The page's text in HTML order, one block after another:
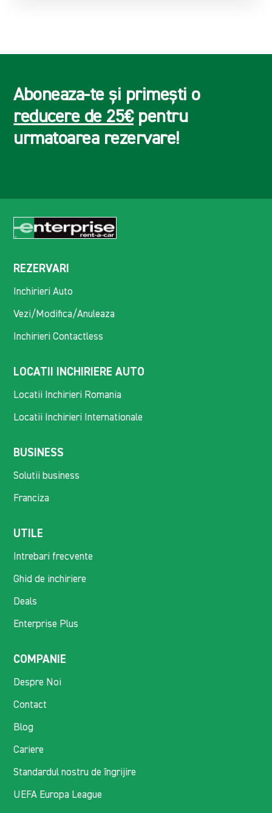
Aboneaza-te și primești o
reducere de 25€pentru
urmatoarea rezervare!
REZERVARI
Inchirieri Auto
Vezi/Modifica/Anuleaza
Inchirieri Contactless
LOCATII INCHIRIERE AUTO
Locatii Inchirieri Romania
Locatii Inchirieri Internationale
BUSINESS
Solutii business
Franciza
UTILE
Intrebari frecvente
Ghid de inchiriere
Deals
Enterprise Plus
COMPANIE
Despre Noi
Contact
Blog
Cariere
Standardul nostru de îngrijire
UEFA Europa League